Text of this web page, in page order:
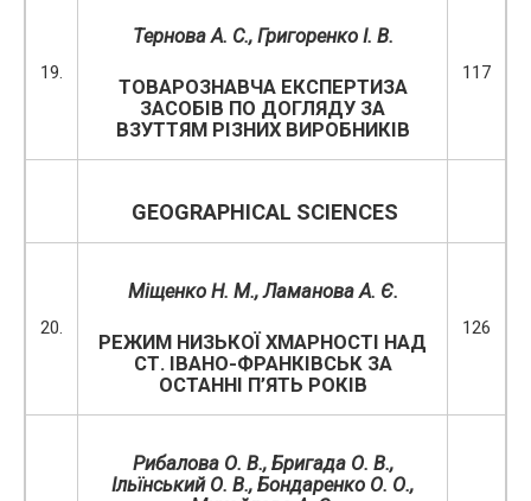
19.
Тернова А. С., Григоренко І. В.
ТОВАРОЗНАВЧА ЕКСПЕРТИЗА
ЗАСОБІВ ПО ДОГЛЯДУ ЗА
ВЗУТТЯМ РІЗНИХ ВИРОБНИКІВ
117
GEOGRAPHICAL SCIENCES
20.
Міщенко Н. М., Ламанова А. Є.
РЕЖИМ НИЗЬКОЇ ХМАРНОСТІ НАД
СТ. ІВАНО-ФРАНКІВСЬК ЗА
ОСТАННІ П’ЯТЬ РОКІВ
126
Рибалова О. В., Бригада О. В.,
Ільїнський О. В., Бондаренко О. О.,